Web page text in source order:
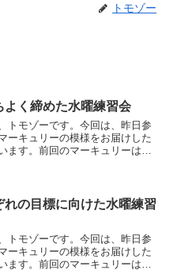
トモゾー
よく締めた水曜練習会
トモゾーです。今回は、昨日参
ーキュリーの模様をお届けした
ます。前回のマーキュリーはこ
張らない練習にし...
れの目標に向けた水曜練習
トモゾーです。今回は、昨日参
ーキュリーの模様をお届けした
ます。前回のマーキュリーはこ